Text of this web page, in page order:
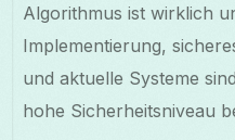
Algorithmus ist wirklich
Implementierung,
und aktuelle Systeme
hohe Sicherheitsniveau